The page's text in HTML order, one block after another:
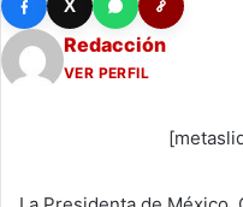
X
Redacción
VER PERFIL